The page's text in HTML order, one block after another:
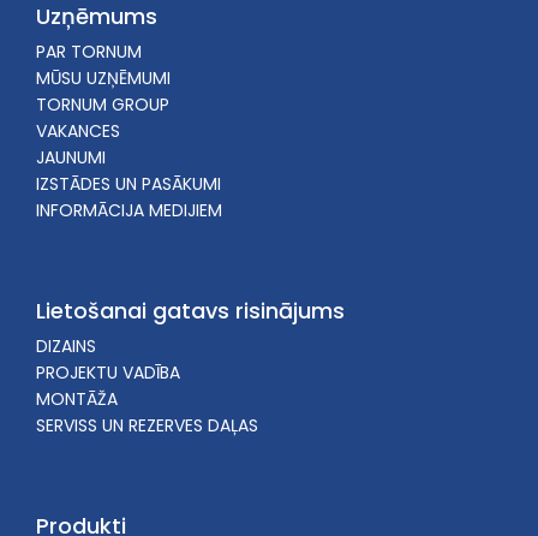
Uzņēmums
PAR TORNUM
MŪSU UZŅĒMUMI
TORNUM GROUP
VAKANCES
JAUNUMI
IZSTĀDES UN PASĀKUMI
INFORMĀCIJA MEDIJIEM
Lietošanai gatavs risinājums
DIZAINS
PROJEKTU VADĪBA
MONTĀŽA
SERVISS UN REZERVES DAĻAS
Produkti